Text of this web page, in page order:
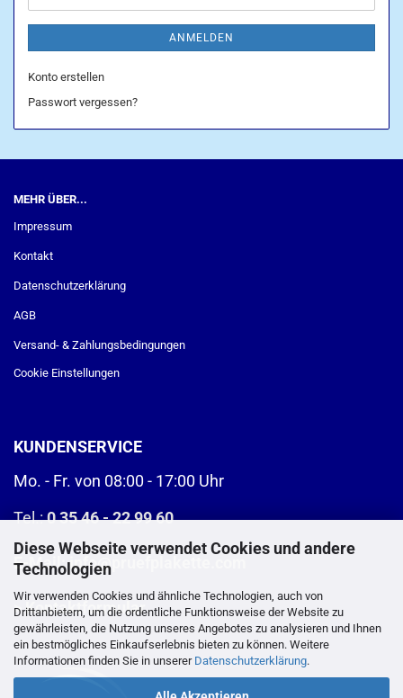
Diese Webseite verwendet Cookies und andere
Technologien
Wir verwenden Cookies und ähnliche Technologien, auch von
Drittanbietern, um die ordentliche Funktionsweise der Website zu
gewährleisten, die Nutzung unseres Angebotes zu analysieren und Ihnen
ein bestmögliches Einkaufserlebnis bieten zu können. Weitere
Informationen finden Sie in unserer Datenschutzerklärung.
ANMELDEN
Konto erstellen
Passwort vergessen?
MEHR ÜBER...
Impressum
Kontakt
Datenschutzerklärung
AGB
Versand- & Zahlungsbedingungen
Cookie Einstellungen
KUNDENSERVICE
Mo. - Fr. von 08:00 - 17:00 Uhr
Tel.:0 35 46 - 22 99 60
E-Mail:info@pruefplakette.com
>Kontaktformular